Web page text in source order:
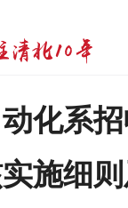
化系
施细